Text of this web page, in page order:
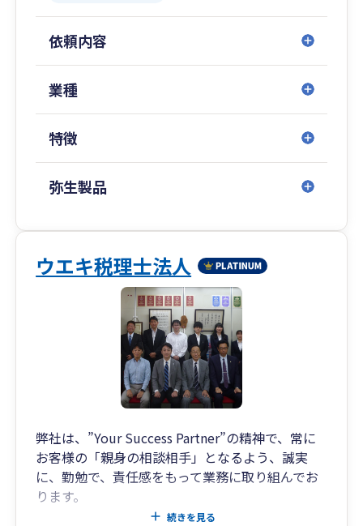
府）／大阪府／
広島県／山口県（周南）／福岡県（博多・北九
州）／佐賀県／
長崎県／埼玉県（川越）／千葉県／愛知県（名古
屋）／沖縄県（那覇）
■専門著書やセミナー講演等多数
金融機関をはじめ、各業界で相続や事業承継に関
するセミナー講演実績も多数ございます。
等、高い専門性を誇ります。
依頼内容
業種
特徴
弥生製品
ウエキ税理士法人
弊社は、”Your Success Partner”の精神で、常に
お客様の「親身の相談相手」となるよう、誠実
に、勤勉で、責任感をもって業務に取り組んでお
ります。
弊社の職員の名刺には、この”Your Success
続きを見る